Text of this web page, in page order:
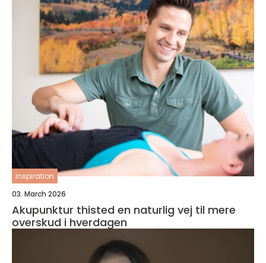
inspiration
03. March 2026
Akupunktur thisted en naturlig vej til mere
overskud i hverdagen